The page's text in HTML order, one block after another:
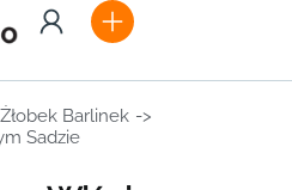
Żłobek Barlinek ->
Sadzie